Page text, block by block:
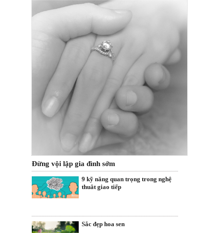
Đừng vội lập gia đình sớm
9 kỹ năng quan trọng trong nghệ
thuât giao tiếp
Sắc đẹp hoa sen